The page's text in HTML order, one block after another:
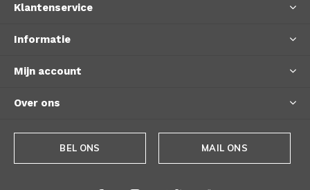
Klantenservice
Informatie
Mijn account
Over ons
BEL ONS MAIL ONS